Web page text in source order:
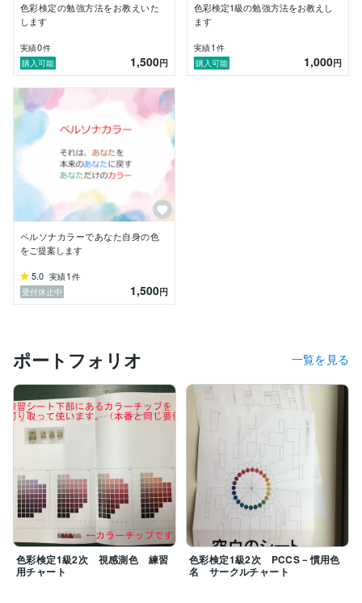
色彩検定の勉強方法をお教えいた
します
実績0件
購入可能
1,500円
色彩検定1級の勉強方法をお教えし
ます
実績1 件
購入可能
1,000円
ペルソナカラーであなた自身の色
をご提案します
5.0 実績1 件
受付休止中
1,500円
ポートフォリオ 一覧を見る
色彩検定1級2次 視感測色 練習
用チャート
色彩検定1級2次 PCCS－慣用色
名 サークルチャート